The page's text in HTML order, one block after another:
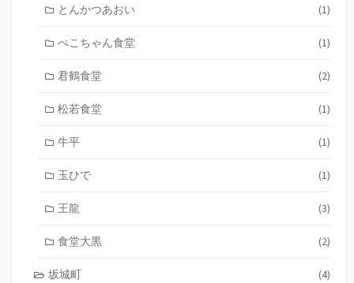
とんかつあおい (1)
ぺこちゃん食堂 (1)
君鶴食堂 (2)
松若食堂 (1)
牛平 (1)
玉ひで (1)
王龍 (3)
食堂大黒 (2)
坂城町 (4)